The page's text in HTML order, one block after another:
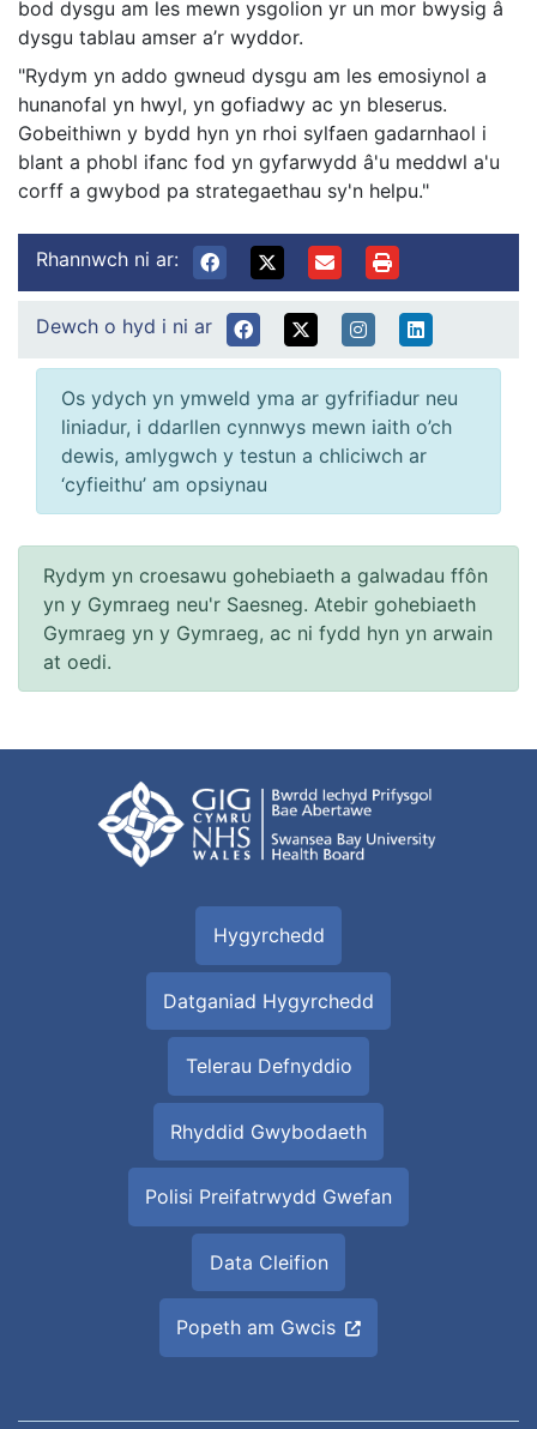
bod dysgu am les mewn ysgolion yr un mor bwysig â
dysgu tablau amser a’r wyddor.
"Rydym yn addo gwneud dysgu am les emosiynol a
hunanofal yn hwyl, yn gofiadwy ac yn bleserus.
Gobeithiwn y bydd hyn yn rhoi sylfaen gadarnhaol i
blant a phobl ifanc fod yn gyfarwydd â'u meddwl a'u
corff a gwybod pa strategaethau sy'n helpu."
Rhannwch ni ar:
Dewch o hyd i ni ar
Os ydych yn ymweld yma ar gyfrifiadur neu
liniadur, i ddarllen cynnwys mewn iaith o’ch
dewis, amlygwch y testun a chliciwch ar
‘cyfieithu’ am opsiynau
Rydym yn croesawu gohebiaeth a galwadau ffôn
yn y Gymraeg neu'r Saesneg. Atebir gohebiaeth
Gymraeg yn y Gymraeg, ac ni fydd hyn yn arwain
at oedi.
Hygyrchedd
Datganiad Hygyrchedd
Telerau Defnyddio
Rhyddid Gwybodaeth
Polisi Preifatrwydd Gwefan
Data Cleifion
Popeth am Gwcis